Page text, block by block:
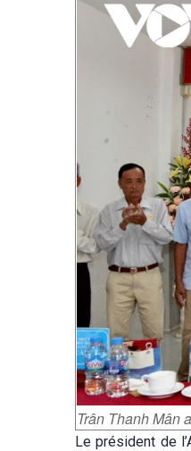
Trân Thanh Mân
Le président de